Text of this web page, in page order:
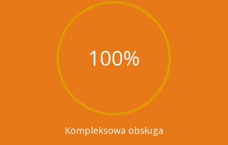
100%
Kompleksowa obsługa